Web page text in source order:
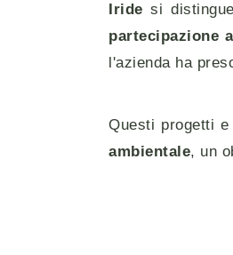
Iride si
partecipazione
l'azienda ha
Questi progetti
ambientale, un